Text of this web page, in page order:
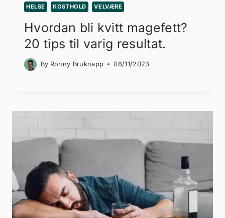
HELSE KOSTHOLD VELVÆRE
Hvordan bli kvitt magefett?
20 tips til varig resultat.
By Ronny Bruknapp 08/11/2023